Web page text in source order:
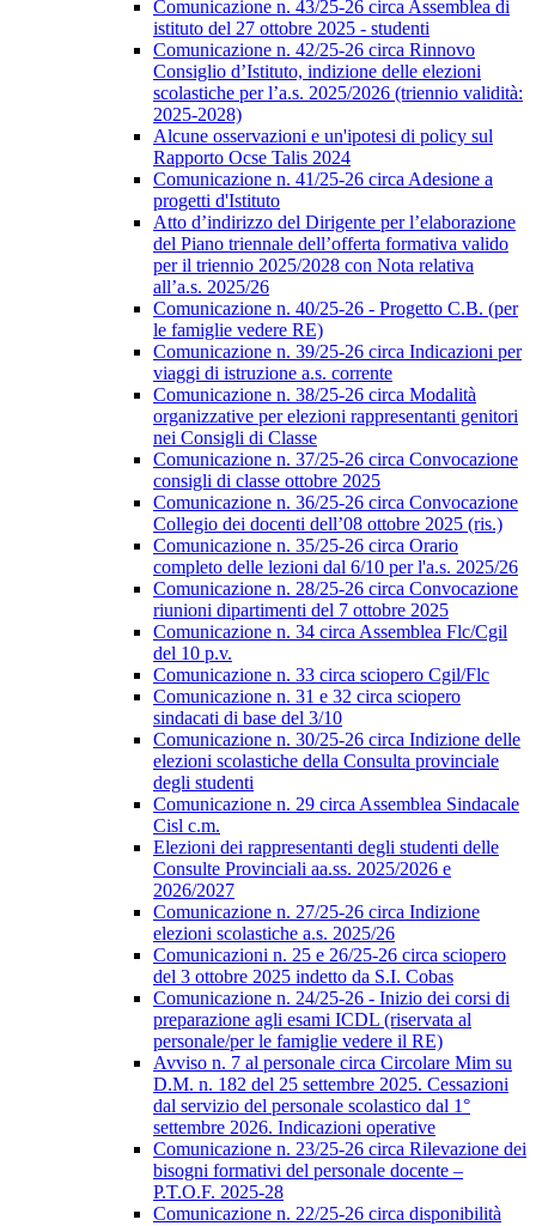
Comunicazione n. 43/25-26 circa Assemblea di
istituto del 27 ottobre 2025 - studenti
Comunicazione n. 42/25-26 circa Rinnovo
Consiglio d’Istituto, indizione delle elezioni
scolastiche per l’a.s. 2025/2026 (triennio validità:
2025-2028)
Alcune osservazioni e un'ipotesi di policy sul
Rapporto Ocse Talis 2024
Comunicazione n. 41/25-26 circa Adesione a
progetti d'Istituto
Atto d’indirizzo del Dirigente per l’elaborazione
del Piano triennale dell’offerta formativa valido
per il triennio 2025/2028 con Nota relativa
all’a.s. 2025/26
Comunicazione n. 40/25-26 - Progetto C.B. (per
le famiglie vedere RE)
Comunicazione n. 39/25-26 circa Indicazioni per
viaggi di istruzione a.s. corrente
Comunicazione n. 38/25-26 circa Modalità
organizzative per elezioni rappresentanti genitori
nei Consigli di Classe
Comunicazione n. 37/25-26 circa Convocazione
consigli di classe ottobre 2025
Comunicazione n. 36/25-26 circa Convocazione
Collegio dei docenti dell’08 ottobre 2025 (ris.)
Comunicazione n. 35/25-26 circa Orario
completo delle lezioni dal 6/10 per l'a.s. 2025/26
Comunicazione n. 28/25-26 circa Convocazione
riunioni dipartimenti del 7 ottobre 2025
Comunicazione n. 34 circa Assemblea Flc/Cgil
del 10 p.v.
Comunicazione n. 33 circa sciopero Cgil/Flc
Comunicazione n. 31 e 32 circa sciopero
sindacati di base del 3/10
Comunicazione n. 30/25-26 circa Indizione delle
elezioni scolastiche della Consulta provinciale
degli studenti
Comunicazione n. 29 circa Assemblea Sindacale
Cisl c.m.
Elezioni dei rappresentanti degli studenti delle
Consulte Provinciali aa.ss. 2025/2026 e
2026/2027
Comunicazione n. 27/25-26 circa Indizione
elezioni scolastiche a.s. 2025/26
Comunicazioni n. 25 e 26/25-26 circa sciopero
del 3 ottobre 2025 indetto da S.I. Cobas
Comunicazione n. 24/25-26 - Inizio dei corsi di
preparazione agli esami ICDL (riservata al
personale/per le famiglie vedere il RE)
Avviso n. 7 al personale circa Circolare Mim su
D.M. n. 182 del 25 settembre 2025. Cessazioni
dal servizio del personale scolastico dal 1°
settembre 2026. Indicazioni operative
Comunicazione n. 23/25-26 circa Rilevazione dei
bisogni formativi del personale docente –
P.T.O.F. 2025-28
Comunicazione n. 22/25-26 circa disponibilità